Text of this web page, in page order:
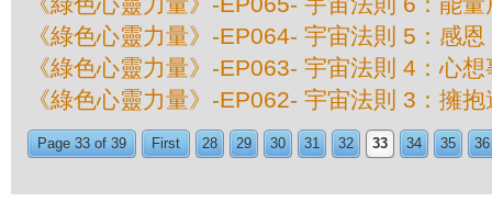
《綠色心靈力量》-EP064- 宇宙法則 5：感恩
《綠色心靈力量》-EP063- 宇宙法則 4：心想
《綠色心靈力量》-EP062- 宇宙法則 3：擁抱
Page 33 of 39 First 28 29 30 31 32 33 34 35 36